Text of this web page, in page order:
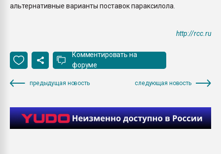
альтернативные варианты поставок параксилола.
http://rcc.ru
Комментировать на
форуме
предыдущая новость следующая новость